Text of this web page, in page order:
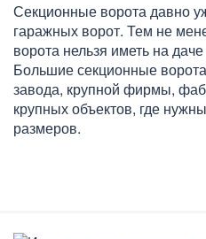
Секционные ворота давно
гаражных ворот. Тем не
ворота нельзя иметь на
Большие секционные
завода, крупной фирмы,
крупных объектов, где
размеров.